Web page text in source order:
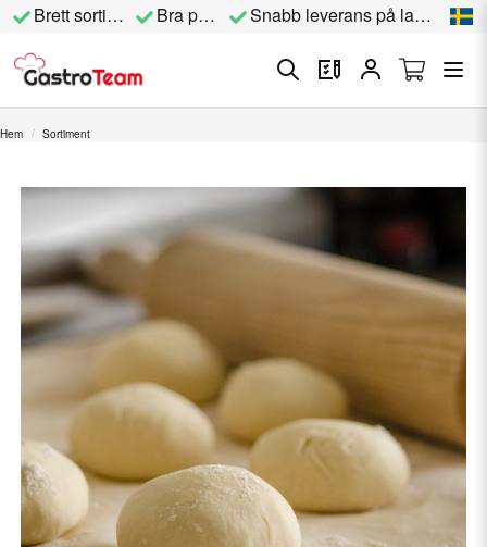
Brett sortiment Bra priser Snabb leverans på lagervara
Hem Sortiment